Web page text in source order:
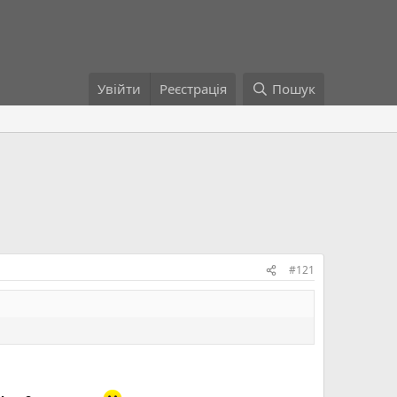
Увійти Реєстрація Пошук
#121